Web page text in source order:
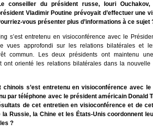
conseiller du président russe, Iouri Ouchakov,
Vladimir Poutine prévoyait d’effectuer une
vous présenter plus d’informations à ce sujet
s’est entretenu en visioconférence avec le
vues approfondi sur les relations bilatérales et
commun. Les deux présidents ont maintenu
ont orienté les relations bilatérales dans la nouvelle
chinois s’est entretenu en visioconférence avec
par téléphone avec le président américain Donald
de cet entretien en visioconférence et de
la Russie, la Chine et les États-Unis coordonnent
?